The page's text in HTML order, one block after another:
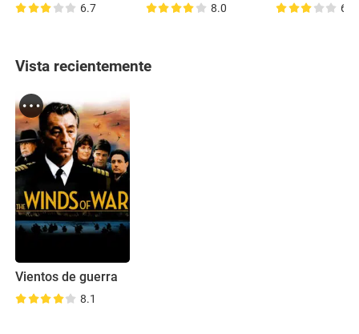
6.7 8.0 6.9
Vista recientemente
Vientos de guerra
8.1